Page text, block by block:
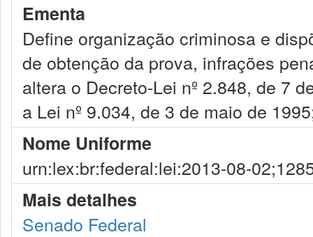
Ementa
Define organização criminosa e
de obtenção da prova, infrações
altera o Decreto-Lei nº 2.848, de 7
a Lei nº 9.034, de 3 de maio de
Nome Uniforme
urn:lex:br:federal:lei:2013-08-
Mais detalhes
Senado Federal